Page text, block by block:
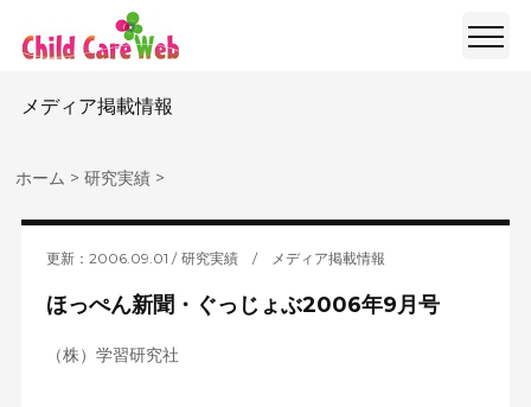
メディア掲載情報
ホーム >研究実績 >
更新：2006.09.01 研究実績/ メディア掲載情報
ほっぺん新聞・ぐっじょぶ2006年9月号
（株）学習研究社